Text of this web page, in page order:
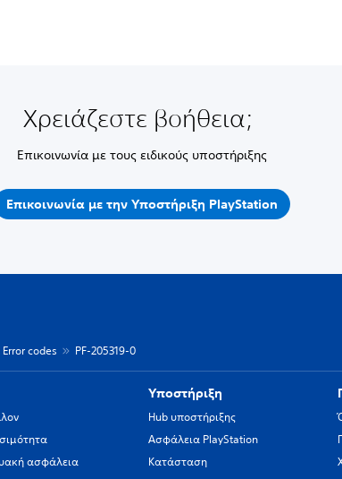
Χρειάζεστε βοήθεια;
Επικοινωνία με τους ειδικούς υποστήριξης
Επικοινωνία με την Υποστήριξη PlayStation
Error codes PF-205319-0
ασφάλεια
Υποστήριξη
Hub υποστήριξης
Ασφάλεια PlayStation
Κατάσταση